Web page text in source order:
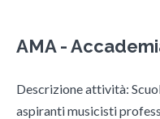
AMA -
Descrizione attività:
aspiranti musicisti